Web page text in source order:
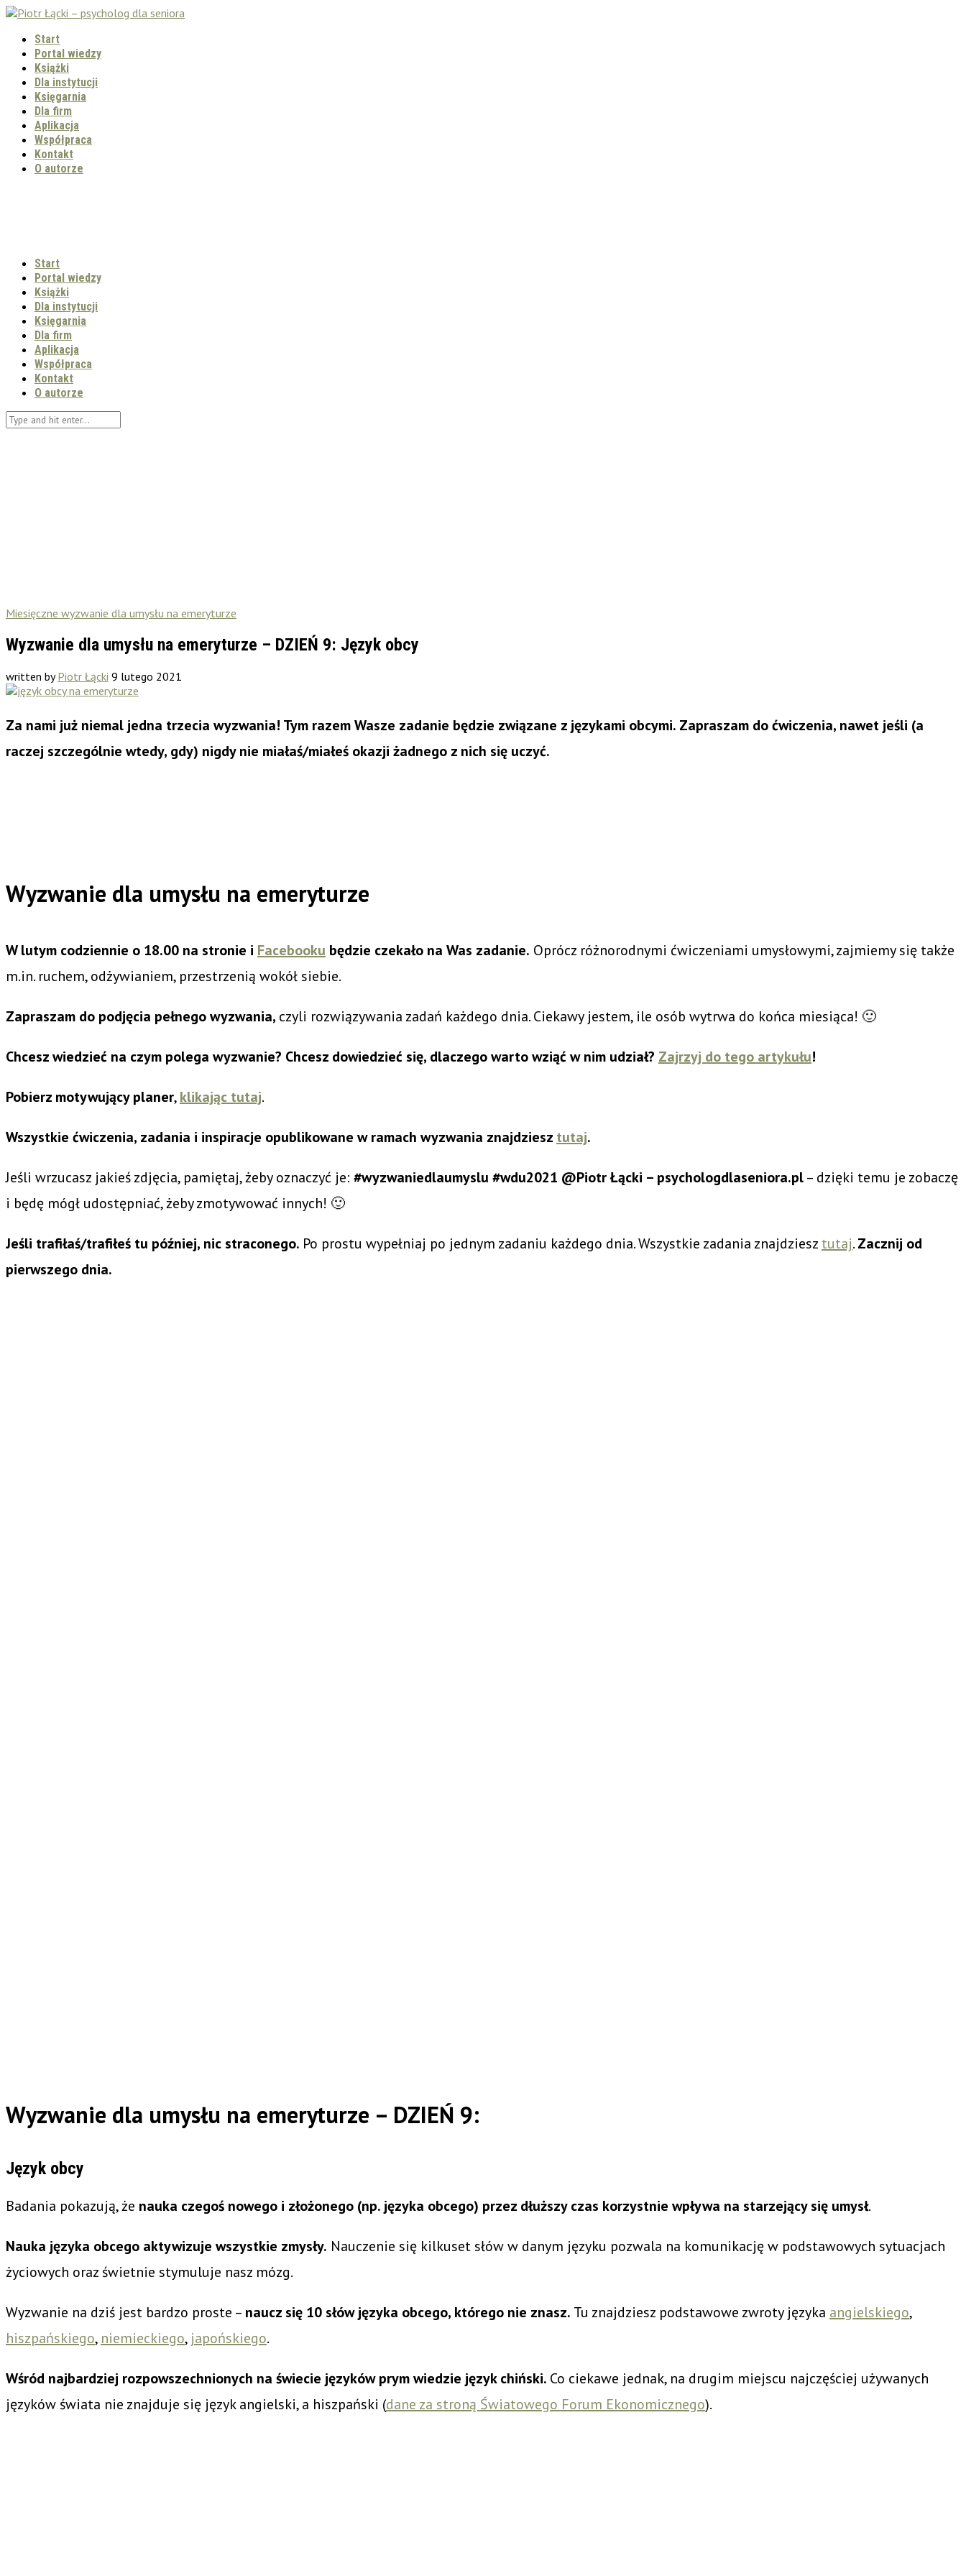
Start
Portal wiedzy
Książki
Dla instytucji
Księgarnia
Dla firm
Aplikacja
Współpraca
Kontakt
O autorze
Start
Portal wiedzy
Książki
Dla instytucji
Księgarnia
Dla firm
Aplikacja
Współpraca
Kontakt
O autorze
Miesięczne wyzwanie dla umysłu na emeryturze
Wyzwanie dla umysłu na emeryturze – DZIEŃ 9: Język obcy
written byPiotr Łącki 9 lutego 2021
Za nami już niemal jedna trzecia wyzwania! Tym razem Wasze zadanie będzie związane z językami obcymi. Zapraszam do ćwiczenia, nawet jeśli (a
raczej szczególnie wtedy, gdy) nigdy nie miałaś/miałeś okazji żadnego z nich się uczyć.
Wyzwanie dla umysłu na emeryturze
W lutym codziennie o 18.00 na stronie i Facebooku będzie czekało na Was zadanie. Oprócz różnorodnymi ćwiczeniami umysłowymi, zajmiemy się także
m.in. ruchem, odżywianiem, przestrzenią wokół siebie.
Zapraszam do podjęcia pełnego wyzwania, czyli rozwiązywania zadań każdego dnia. Ciekawy jestem, ile osób wytrwa do końca miesiąca! 🙂
Chcesz wiedzieć na czym polega wyzwanie? Chcesz dowiedzieć się, dlaczego warto wziąć w nim udział? Zajrzyj do tego artykułu!
Pobierz motywujący planer,klikając tutaj.
Wszystkie ćwiczenia, zadania i inspiracje opublikowane w ramach wyzwania znajdziesz tutaj.
Jeśli wrzucasz jakieś zdjęcia, pamiętaj, żeby oznaczyć je: #wyzwaniedlaumyslu #wdu2021 @Piotr Łącki – psychologdlaseniora.pl– dzięki temu je zobaczę
i będę mógł udostępniać, żeby zmotywować innych! 🙂
Jeśli trafiłaś/trafiłeś tu później, nic straconego. Po prostu wypełniaj po jednym zadaniu każdego dnia. Wszystkie zadania znajdziesz tutaj.Zacznij od
pierwszego dnia.
Wyzwanie dla umysłu na emeryturze – DZIEŃ 9:
Język obcy
Badania pokazują, że nauka czegoś nowego i złożonego (np. języka obcego) przez dłuższy czas korzystnie wpływa na starzejący się umysł.
Nauka języka obcego aktywizuje wszystkie zmysły. Nauczenie się kilkuset słów w danym języku pozwala na komunikację w podstawowych sytuacjach
życiowych oraz świetnie stymuluje nasz mózg.
Wyzwanie na dziś jest bardzo proste – naucz się 10 słów języka obcego, którego nie znasz. Tu znajdziesz podstawowe zwroty języka angielskiego,
hiszpańskiego, niemieckiego, japońskiego.
Wśród najbardziej rozpowszechnionych na świecie języków prym wiedzie język chiński. Co ciekawe jednak, na drugim miejscu najczęściej używanych
języków świata nie znajduje się język angielski, a hiszpański (dane za stroną Światowego Forum Ekonomicznego).